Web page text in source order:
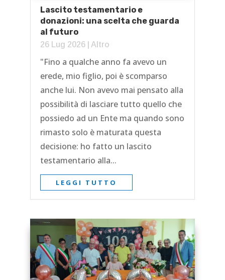
Lascito testamentario e
donazioni: una scelta che guarda
al futuro
26 Lug 2026| Altro
"Fino a qualche anno fa avevo un
erede, mio figlio, poi è scomparso
anche lui. Non avevo mai pensato alla
possibilità di lasciare tutto quello che
possiedo ad un Ente ma quando sono
rimasto solo è maturata questa
decisione: ho fatto un lascito
testamentario alla...
LEGGI TUTTO